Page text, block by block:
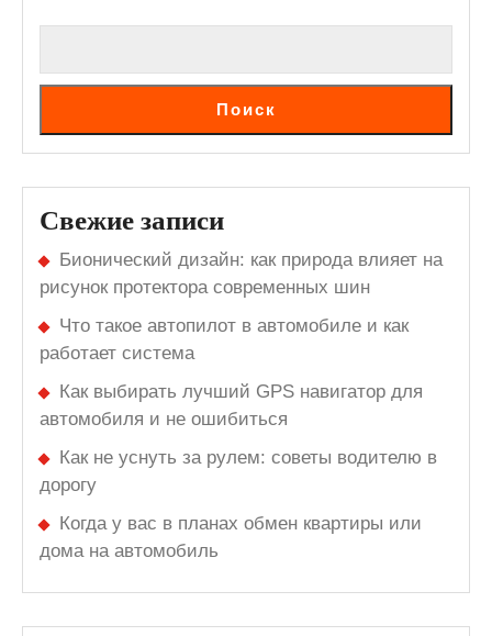
Поиск
Свежие записи
Бионический дизайн: как природа влияет на
рисунок протектора современных шин
Что такое автопилот в автомобиле и как
работает система
Как выбирать лучший GPS навигатор для
автомобиля и не ошибиться
Как не уснуть за рулем: советы водителю в
дорогу
Когда у вас в планах обмен квартиры или
дома на автомобиль